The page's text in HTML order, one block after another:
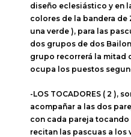
diseño eclesiástico y en
colores de la bandera de
una verde ), para las
dos grupos de dos
grupo recorrerá la mitad
ocupa los puestos
-LOS TOCADORES ( 2 ),
acompañar a las dos
con cada pareja
recitan las pascuas a los